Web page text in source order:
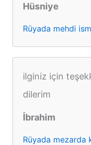
Hüsniye
Rüyada mehdi
ilginiz için
dilerim
İbrahim
Rüyada mezarda